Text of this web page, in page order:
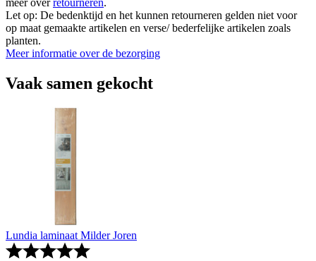
Let op: De bedenktijd en het kunnen retourneren gelden niet voor
op maat gemaakte artikelen en verse/ bederfelijke artikelen zoals
planten.
Meer informatie over de bezorging
Vaak samen gekocht
Lundia laminaat Milder Joren